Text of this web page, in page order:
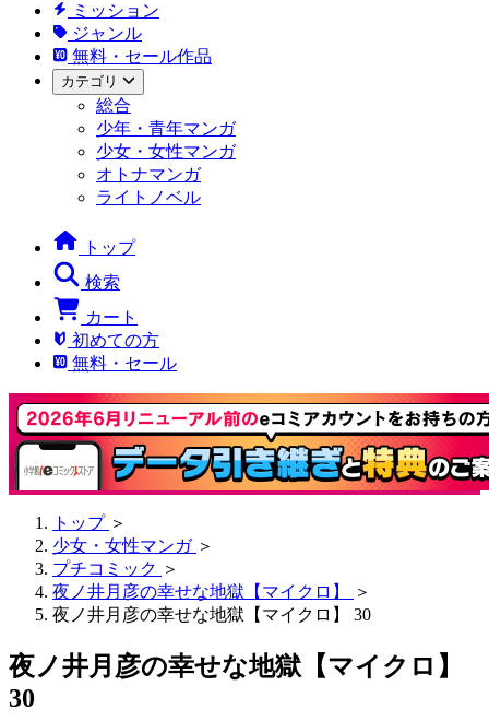
ミッション
ジャンル
無料・セール作品
カテゴリ
総合
少年・青年マンガ
少女・女性マンガ
オトナマンガ
ライトノベル
トップ
検索
カート
初めての方
無料・セール
トップ ＞
少女・女性マンガ ＞
プチコミック ＞
夜ノ井月彦の幸せな地獄【マイクロ】
＞
夜ノ井月彦の幸せな地獄【マイクロ】 30
夜ノ井月彦の幸せな地獄【マイクロ】
30